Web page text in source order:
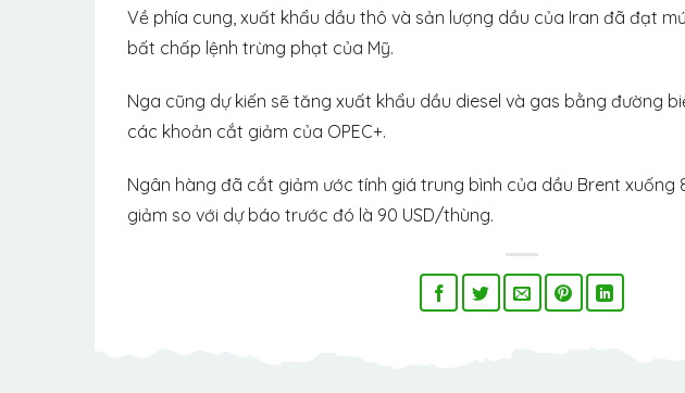
Về phía cung, xuất khẩu dầu thô và sản lượng dầu của Iran đã đạt
bất chấp lệnh trừng phạt của Mỹ.
Nga cũng dự kiến ​​sẽ tăng xuất khẩu dầu diesel và gas bằng đường
các khoản cắt giảm của OPEC+.
Ngân hàng đã cắt giảm ước tính giá trung bình của dầu Brent xuống
giảm so với dự báo trước đó là 90 USD/thùng.